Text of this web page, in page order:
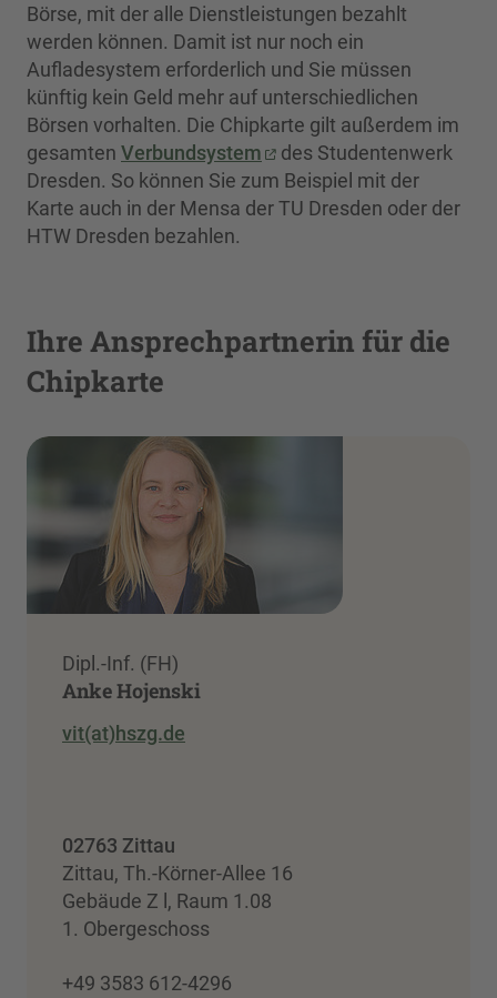
Börse, mit der alle Dienstleistungen bezahlt
werden können. Damit ist nur noch ein
Aufladesystem erforderlich und Sie müssen
künftig kein Geld mehr auf unterschiedlichen
Börsen vorhalten. Die Chipkarte gilt außerdem im
gesamten Verbundsystem
des Studentenwerk
Dresden. So können Sie zum Beispiel mit der
Karte auch in der Mensa der TU Dresden oder der
HTW Dresden bezahlen.
Ihre Ansprechpartnerin für die
Chipkarte
Dipl.-Inf. (FH)
Anke Hojenski
vit(at)hszg.de
02763 Zittau
Zittau, Th.-Körner-Allee 16
Gebäude Z l, Raum 1.08
1. Obergeschoss
+49 3583 612-4296